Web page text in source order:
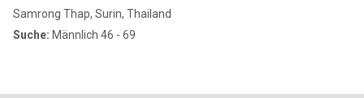
Samrong Thap, Surin, Thailand
Suche: Männlich 46 - 69